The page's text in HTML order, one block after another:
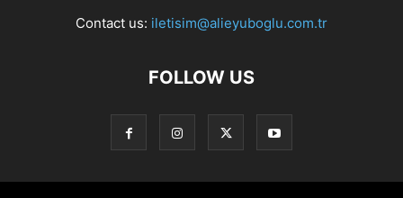
Contact us: iletisim@alieyuboglu.com.tr
FOLLOW US